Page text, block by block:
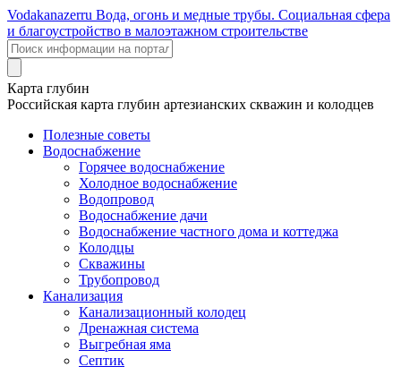
Vodakanazerru Вода, огонь и медные трубы. Социальная сфера
и благоустройство в малоэтажном строительстве
Карта глубин
Российская карта глубин артезианских скважин и колодцев
Полезные советы
Водоснабжение
Горячее водоснабжение
Холодное водоснабжение
Водопровод
Водоснабжение дачи
Водоснабжение частного дома и коттеджа
Колодцы
Скважины
Трубопровод
Канализация
Канализационный колодец
Дренажная система
Выгребная яма
Септик